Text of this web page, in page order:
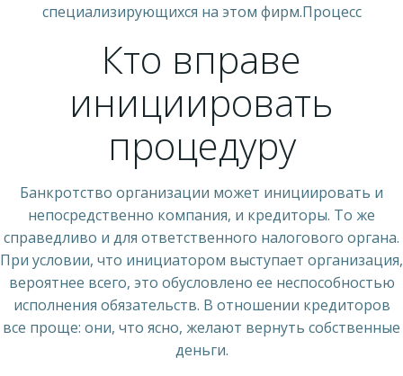
специализирующихся на этом фирм.Процесс
Кто вправе
инициировать
процедуру
Банкротство организации может инициировать и
непосредственно компания, и кредиторы. То же
справедливо и для ответственного налогового органа.
При условии, что инициатором выступает организация,
вероятнее всего, это обусловлено ее неспособностью
исполнения обязательств. В отношении кредиторов
все проще: они, что ясно, желают вернуть собственные
деньги.